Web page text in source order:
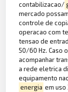
contabilizacao/
mercado
controle de
operacao com
tensao de
50/60 Hz. Caso
acompanhar
a rede eletrica
equipamento
energia em uso